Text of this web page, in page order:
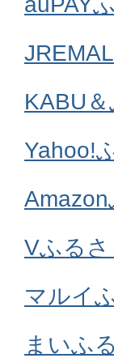
KABU
Yahoo!
Vふる
マルイ
まいふ